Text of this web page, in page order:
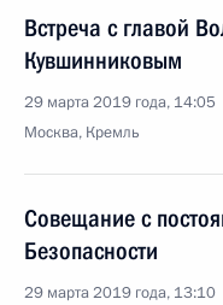
Встреча с главой
Кувшинниковым
29 марта 2019 года, 14:05
Москва, Кремль
Совещание с
Безопасности
29 марта 2019 года, 13:10